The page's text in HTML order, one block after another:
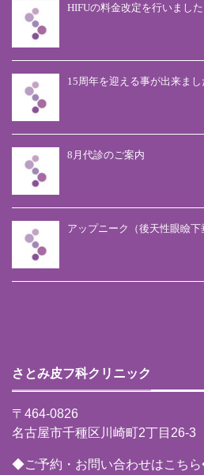
HIFUの料金改定を行いました
15周年を迎える事が出来まし
8月代診のご案内
アップニーク（後天性眼瞼下
さとみ皮フ科クリニック
〒464-0826
名古屋市千種区川崎町2丁目26-3
◆ご予約・お問い合わせはこち